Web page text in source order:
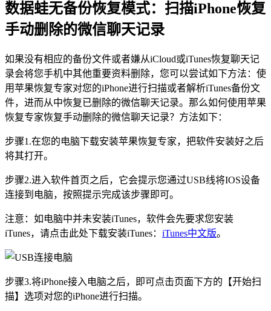
数据蛙无备份恢复模式：扫描iPhone恢复
手动删除的微信聊天记录
如果没有相应的备份文件或者嫌从iCloud或iTunes恢复聊天记
录会将您手机中其他重要资料删除，您可以尝试如下方法：使
用苹果恢复专家对您的iPhone进行扫描或者解析iTunes备份文
件，进而从中恢复已删除的微信聊天记录。那么如何使用苹果
恢复专家恢复手动删除的微信聊天记录？方法如下：
步骤1.在您的电脑下载安装苹果恢复专家，把软件安装好之后
将其打开。
步骤2.进入软件首页之后，它会提示您通过USB线将IOS设备
连接到电脑，按照提示完成该步骤即可。
注意：如电脑中并未安装iTunes，软件会先要求您安装
iTunes，请点击此处下载安装iTunes： iTunes中文版。
步骤3.将iPhone接入电脑之后，即可点击页面下方的【开始扫
描】选项对您的iPhone进行扫描。